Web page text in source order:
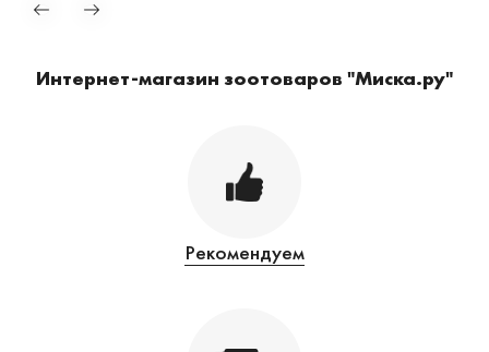
Интернет-магазин зоотоваров "Миска.ру"
Рекомендуем